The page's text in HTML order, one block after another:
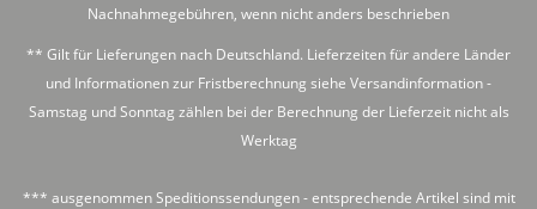
Nachnahmegebühren, wenn nicht anders beschrieben
** Gilt für Lieferungen nach Deutschland. Lieferzeiten für andere Länder
und Informationen zur Fristberechnung siehe Versandinformation-
Samstag und Sonntag zählen bei der Berechnung der Lieferzeit nicht als
Werktag
*** ausgenommen Speditionssendungen - entsprechende Artikel sind mit